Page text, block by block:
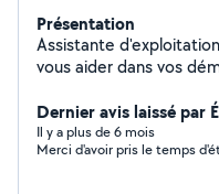
Présentation
Assistante
vous aider dans vos
Adore les animaux !
Dernier avis laissé par
Il y a plus de 6 mois
Merci d'avoir pris le temps